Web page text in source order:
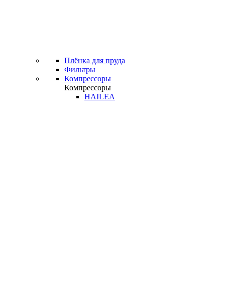
Плёнка для пруда
Фильтры
Компрессоры
Компрессоры
HAILEA